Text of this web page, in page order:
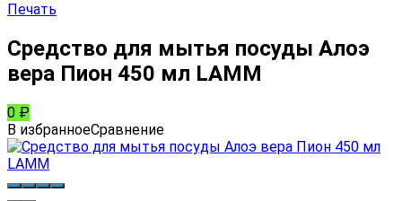
Печать
Средство для мытья посуды Алоэ
вера Пион 450 мл LAMM
0 ₽
В избранноеСравнение